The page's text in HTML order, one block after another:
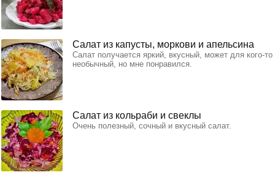
Салат из капусты, моркови и апельсина
Салат получается яркий, вкусный, может для кого-то
необычный, но мне понравился.
Салат из кольраби и свеклы
Очень полезный, сочный и вкусный салат.